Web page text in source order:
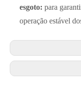
esgoto: para
operação estável